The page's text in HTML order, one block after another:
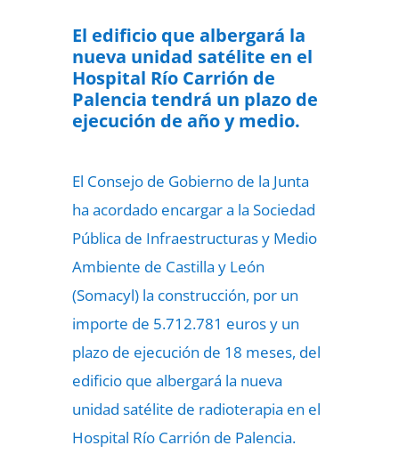
El edificio que albergará la
nueva unidad satélite en el
Hospital Río Carrión de
Palencia tendrá un plazo de
ejecución de año y medio.
El Consejo de Gobierno de la Junta
ha acordado encargar a la Sociedad
Pública de Infraestructuras y Medio
Ambiente de Castilla y León
(Somacyl) la construcción, por un
importe de 5.712.781 euros y un
plazo de ejecución de 18 meses, del
edificio que albergará la nueva
unidad satélite de radioterapia en el
Hospital Río Carrión de Palencia.